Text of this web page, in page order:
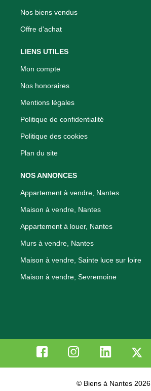
Nos biens vendus
Offre d'achat
LIENS UTILES
Mon compte
Nos honoraires
Mentions légales
Politique de confidentialité
Politique des cookies
Plan du site
NOS ANNONCES
Appartement à vendre, Nantes
Maison à vendre, Nantes
Appartement à louer, Nantes
Murs à vendre, Nantes
Maison à vendre, Sainte luce sur loire
Maison à vendre, Sevremoine
© Biens à Nantes 2026